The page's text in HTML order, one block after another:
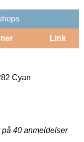
Link
Cyan
på 40 anmeldelser